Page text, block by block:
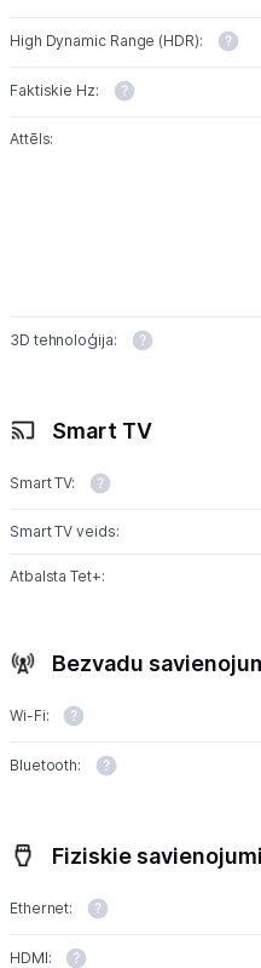
High Dynamic Range (HDR):
Faktiskie Hz:
Attēls:
3D tehnoloģija:
Smart TV
Smart TV:
Smart TV veids:
Atbalsta Tet+:
Bezvadu
Wi-Fi:
Bluetooth:
Fiziskie savienojumi
Ethernet:
HDMI: